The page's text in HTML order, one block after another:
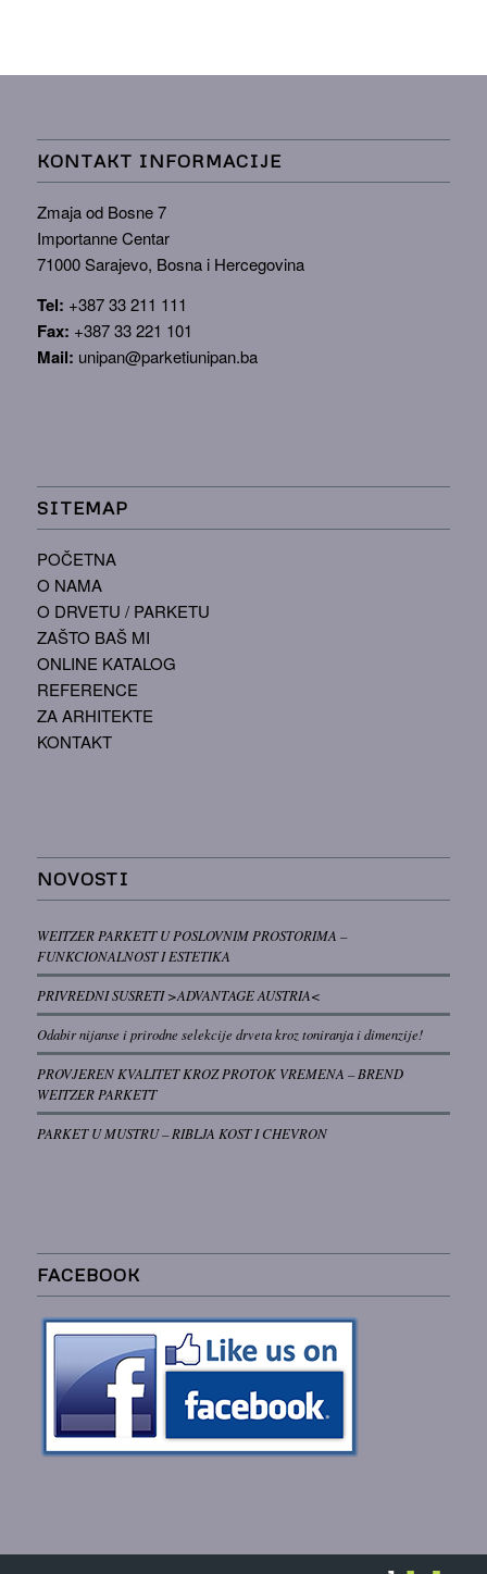
KONTAKT INFORMACIJE
Zmaja od Bosne 7
Importanne Centar
71000 Sarajevo, Bosna i Hercegovina
Tel: +387 33 211 111
Fax: +387 33 221 101
Mail: unipan@parketiunipan.ba
SITEMAP
POČETNA
O NAMA
O DRVETU / PARKETU
ZAŠTO BAŠ MI
ONLINE KATALOG
REFERENCE
ZA ARHITEKTE
KONTAKT
NOVOSTI
WEITZER PARKETT U POSLOVNIM PROSTORIMA –
FUNKCIONALNOST I ESTETIKA
PRIVREDNI SUSRETI >ADVANTAGE AUSTRIA<
Odabir nijanse i prirodne selekcije drveta kroz toniranja i dimenzije!
PROVJEREN KVALITET KROZ PROTOK VREMENA – BREND
WEITZER PARKETT
PARKET U MUSTRU – RIBLJA KOST I CHEVRON
FACEBOOK